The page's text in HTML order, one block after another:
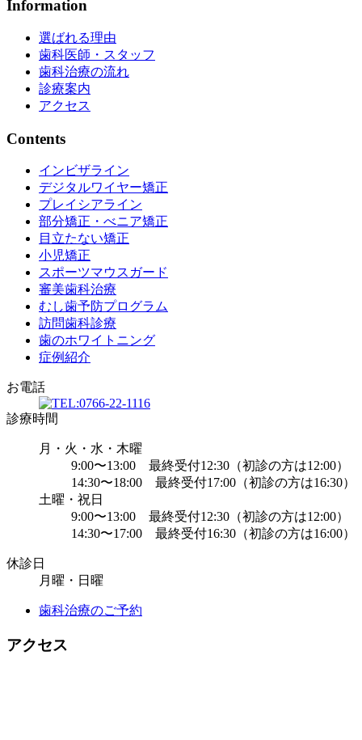
Information
選ばれる理由
歯科医師・スタッフ
歯科治療の流れ
診療案内
アクセス
Contents
インビザライン
デジタルワイヤー矯正
プレイシアライン
部分矯正・べニア矯正
目立たない矯正
小児矯正
スポーツマウスガード
審美歯科治療
むし歯予防プログラム
訪問歯科診療
歯のホワイトニング
症例紹介
お電話
診療時間
月・火・水・木曜
9:00〜13:00 最終受付12:30（初診の方は12:00）
14:30〜18:00 最終受付17:00（初診の方は16:30）
土曜・祝日
9:00〜13:00 最終受付12:30（初診の方は12:00）
14:30〜17:00 最終受付16:30（初診の方は16:00）
休診日
月曜・日曜
歯科治療のご予約
アクセス